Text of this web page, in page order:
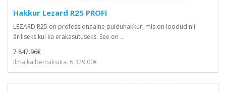
Hakkur Lezard R25 PROFI
LEZARD R25 on professionaalne puiduhakkur, mis on loodud nii
äriliseks kui ka erakasutuseks. See on ..
7 847.96€
Ilma käibemaksuta: 6 329.00€